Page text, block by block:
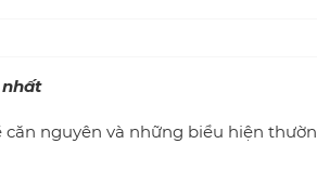
nguyên và những biểu hiện